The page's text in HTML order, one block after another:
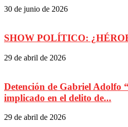
30 de junio de 2026
SHOW POLÍTICO:
29 de abril de 2026
Detención de Gabriel Adolfo
implicado en el delito de...
29 de abril de 2026